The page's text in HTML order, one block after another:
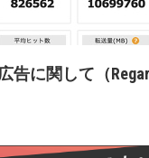
告に関して（